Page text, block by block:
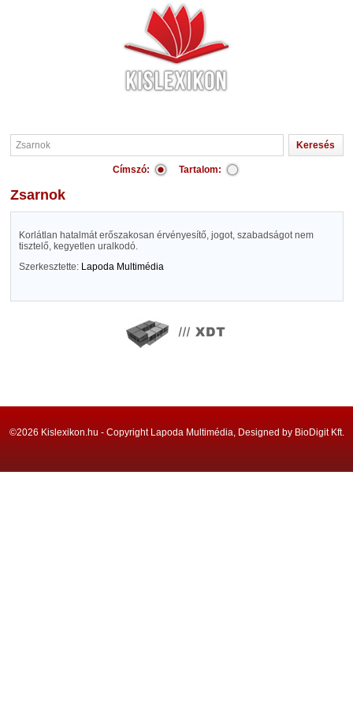
Címszó: Tartalom:
Zsarnok
Korlátlan hatalmát erőszakosan érvényesítő, jogot, szabadságot nem
tisztelő, kegyetlen uralkodó.
Szerkesztette: Lapoda Multimédia
©2026 Kislexikon.hu - Copyright Lapoda Multimédia, Designed by BioDigit Kft.